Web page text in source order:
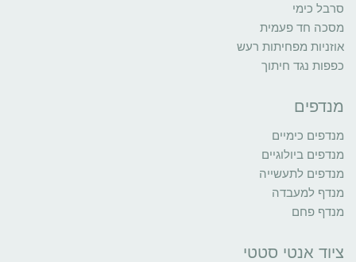
סרבל כימי
מסכה חד פעמית
אוזניות מפחיתות רעש
כפפות נגד חיתוך
מנדפים
מנדפים כימיים
מנדפים ביולוגיים
מנדפים לתעשייה
מנדף למעבדה
מנדף פחם
ציוד אנטי סטטי